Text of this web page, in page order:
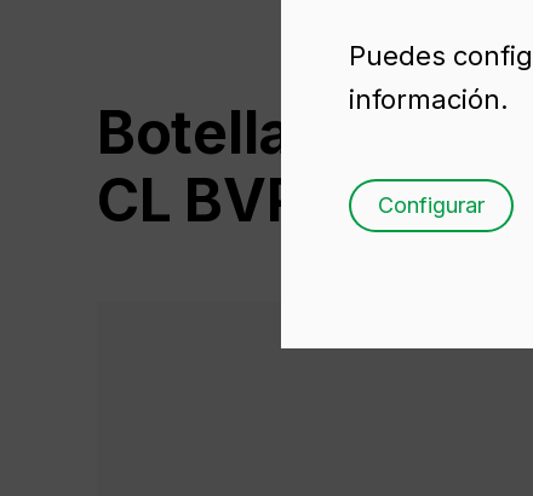
Botellas de
CL BVP
Puedes
información.
Configurar